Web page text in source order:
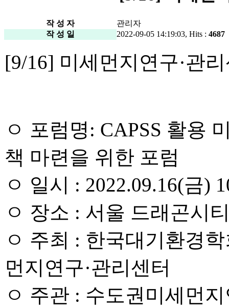
작 성 자
관리자
작 성 일
2022-09-05 14:19:03, Hits : 4687
[9/16] 미세먼지연구·관
ㅇ 포럼명: CAPSS 활용
책 마련을 위한 포럼
ㅇ 일시 : 2022.09.16(금)
ㅇ 장소 : 서울 드래곤시
ㅇ 주최 : 한국대기환경
먼지연구·관리센터
ㅇ 주관 : 수도권미세먼